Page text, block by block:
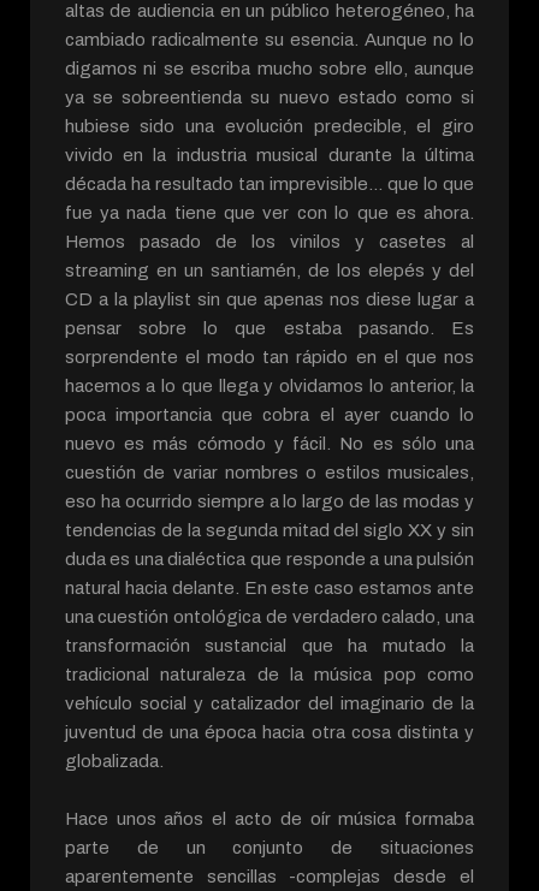
altas de audiencia en un público heterogéneo, ha
cambiado radicalmente su esencia. Aunque no lo
digamos ni se escriba mucho sobre ello, aunque
ya se sobreentienda su nuevo estado como si
hubiese sido una evolución predecible, el giro
vivido en la industria musical durante la última
década ha resultado tan imprevisible… que lo que
fue ya nada tiene que ver con lo que es ahora.
Hemos pasado de los vinilos y casetes al
streaming en un santiamén, de los elepés y del
CD a la playlist sin que apenas nos diese lugar a
pensar sobre lo que estaba pasando. Es
sorprendente el modo tan rápido en el que nos
hacemos a lo que llega y olvidamos lo anterior, la
poca importancia que cobra el ayer cuando lo
nuevo es más cómodo y fácil. No es sólo una
cuestión de variar nombres o estilos musicales,
eso ha ocurrido siempre a lo largo de las modas y
tendencias de la segunda mitad del siglo XX y sin
duda es una dialéctica que responde a una pulsión
natural hacia delante. En este caso estamos ante
una cuestión ontológica de verdadero calado, una
transformación sustancial que ha mutado la
tradicional naturaleza de la música pop como
vehículo social y catalizador del imaginario de la
juventud de una época hacia otra cosa distinta y
globalizada.
Hace unos años el acto de oír música formaba
parte de un conjunto de situaciones
aparentemente sencillas -complejas desde el